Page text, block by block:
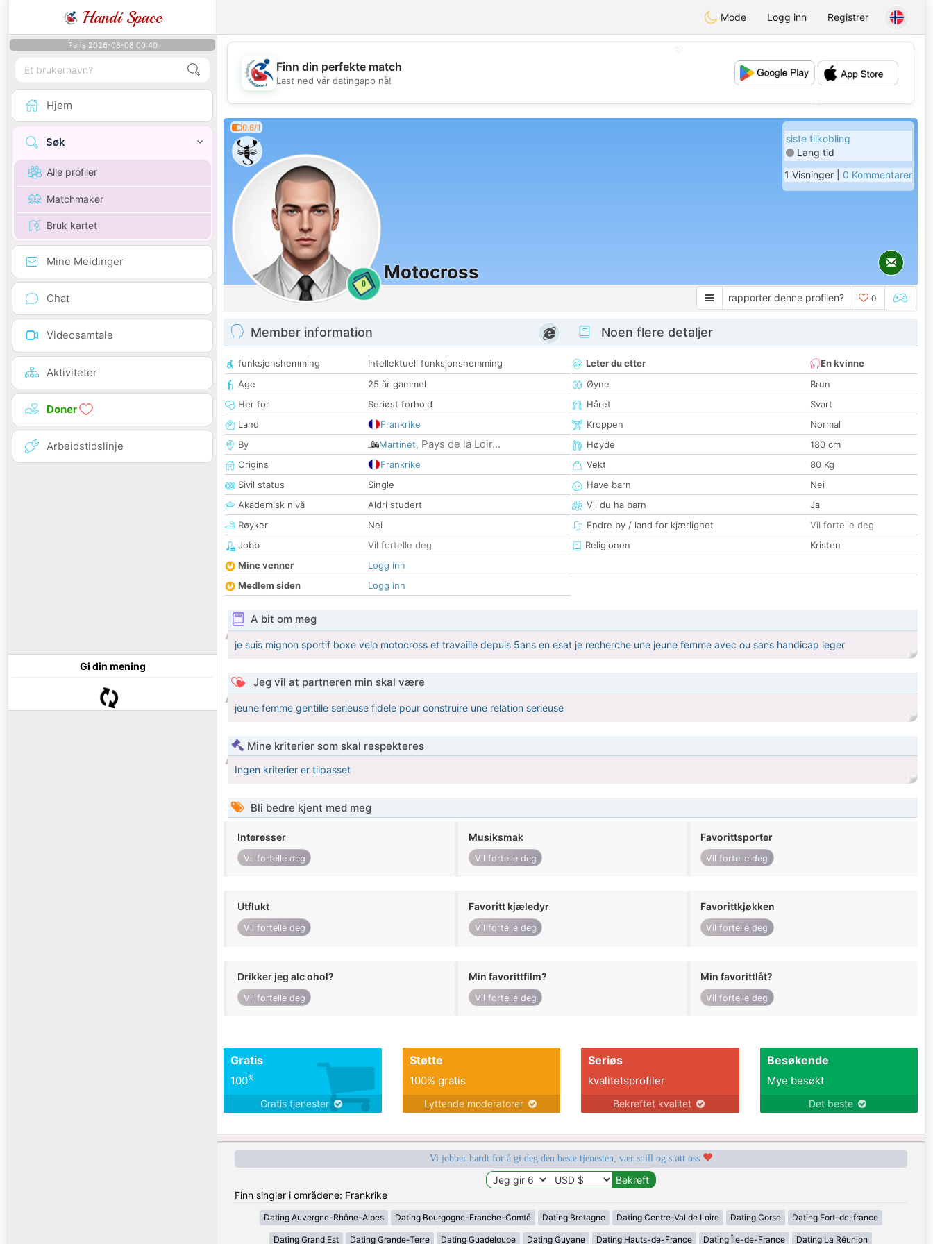
Handi Space Mode Logg inn Registrer
Paris 2026-08-08 00:40
Hjem
Søk
Alle profiler
Matchmaker
Bruk kartet
Mine Meldinger
Chat
Videosamtale
Aktiviteter
Doner
Arbeidstidslinje
Gi din mening
💖
💕
Finn din perfekte match
Last ned vår datingapp nå!
0.6/1
0
Motocross
siste tilkobling
Lang tid
1 Visninger | 0 Kommentarer
rapporter denne profilen? 0
Member information
funksjonshemming
Intellektuell funksjonshemming
Age
25 år gammel
Her for
Seriøst forhold
Land
Frankrike
By
Martinet, Pays de la Loir...
Origins
Frankrike
Sivil status
Single
Akademisk nivå
Aldri studert
Røyker
Nei
Jobb
Vil fortelle deg
Mine venner
Logg inn
Medlem siden
Logg inn
Noen flere detaljer
Leter du etter
En kvinne
Øyne
Brun
Håret
Svart
Kroppen
Normal
Høyde
180 cm
Vekt
80 Kg
Have barn
Nei
Vil du ha barn
Ja
Endre by / land for kjærlighet
Vil fortelle deg
Religionen
Kristen
A bit om meg
je suis mignon sportif boxe velo motocross et travaille depuis 5ans en esat je recherche une jeune femme avec ou sans handicap leger
Jeg vil at partneren min skal være
jeune femme gentille serieuse fidele pour construire une relation serieuse
Mine kriterier som skal respekteres
Ingen kriterier er tilpasset
Bli bedre kjent med meg
Interesser
Vil fortelle deg
Musiksmak
Vil fortelle deg
Favorittsporter
Vil fortelle deg
Utflukt
Vil fortelle deg
Favoritt kjæledyr
Vil fortelle deg
Favorittkjøkken
Vil fortelle deg
Drikker jeg alc ohol?
Vil fortelle deg
Min favorittfilm?
Vil fortelle deg
Min favorittlåt?
Vil fortelle deg
Gratis
100%
Gratis tjenester
Støtte
100% gratis
Lyttende moderatorer
Seriøs
kvalitetsprofiler
Bekreftet kvalitet
Besøkende
Mye besøkt
Det beste
Vi jobber hardt for å gi deg den beste tjenesten, vær snill og støtt oss
Finn singler i områdene: Frankrike
Dating Auvergne-Rhône-Alpes Dating Bourgogne-Franche-Comté Dating Bretagne Dating Centre-Val de Loire Dating Corse Dating Fort-de-france
Dating Grand Est Dating Grande-Terre Dating Guadeloupe Dating Guyane Dating Hauts-de-France Dating Île-de-France Dating La Réunion